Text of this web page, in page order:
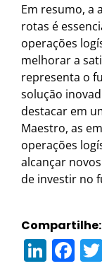
Em resumo, a
rotas é
operações
melhorar a
representa o
solução
destacar em
Maestro, as
operações
alcançar
de investir no
Compartilhe: